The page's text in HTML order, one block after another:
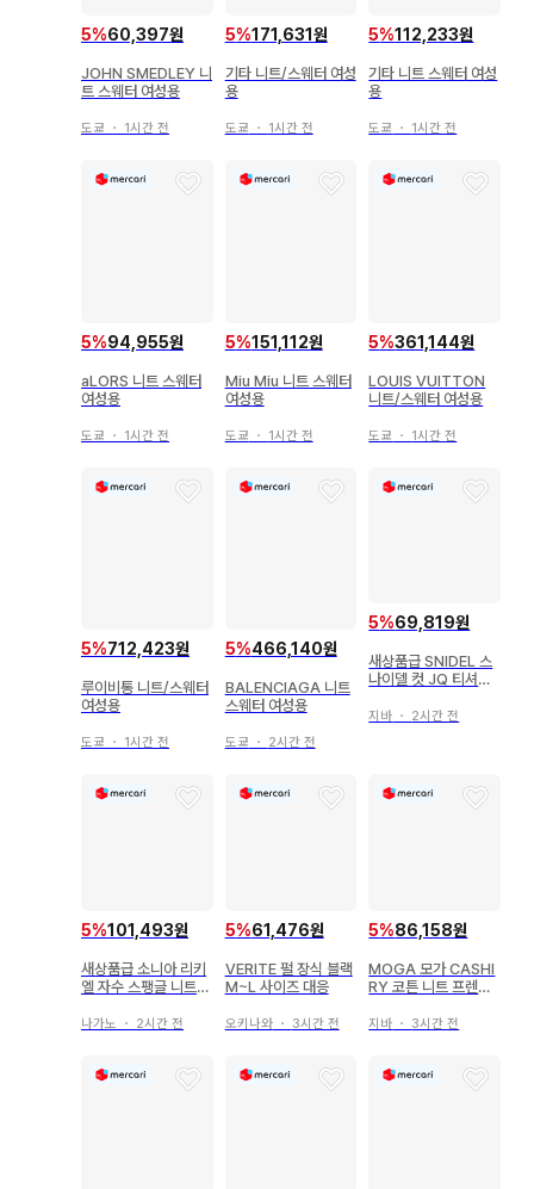
5%60,397원
JOHN SMEDLEY 니
트 스웨터 여성용
도쿄 ・ 1시간 전
5%171,631원
기타 니트/스웨터 여성
용
도쿄 ・ 1시간 전
5%112,233원
기타 니트 스웨터 여성
용
도쿄 ・ 1시간 전
5%94,955원
aLORS 니트 스웨터
여성용
도쿄 ・ 1시간 전
5%151,112원
Miu Miu 니트 스웨터
여성용
도쿄 ・ 1시간 전
5%361,144원
LOUIS VUITTON
니트/스웨터 여성용
도쿄 ・ 1시간 전
5%712,423원
루이비통 니트/스웨터
여성용
도쿄 ・ 1시간 전
5%466,140원
BALENCIAGA 니트
스웨터 여성용
도쿄 ・ 2시간 전
5%69,819원
새상품급 SNIDEL 스
나이델 컷 JQ 티셔츠
지바 ・ 2시간 전
5%101,493원
새상품급 소니아 리키
엘 자수 스팽글 니트
나가노 ・ 2시간 전
5%61,476원
VERITE 펄 장식 블랙
M~L 사이즈 대응
오키나와・ 3시간 전
5%86,158원
MOGA 모가 CASHI
RY 코튼 니트 프렌치
지바 ・ 3시간 전